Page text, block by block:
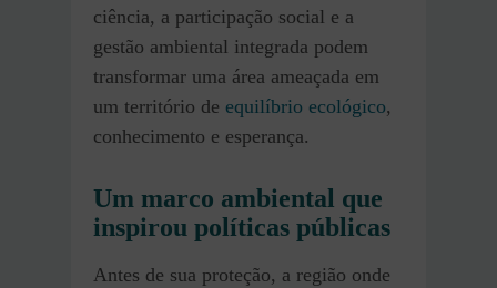
ciência, a participação social e a
gestão ambiental integrada podem
transformar uma área ameaçada em
um território de equilíbrio ecológico,
conhecimento e esperança.
Um marco ambiental que
inspirou políticas públicas
Antes de sua proteção, a região onde